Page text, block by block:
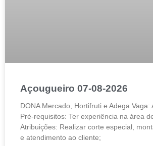
Açougueiro 07-08-2026
DONA Mercado, Hortifruti e Adega Vaga:
Pré-requisitos: Ter experiência na área
Atribuições: Realizar corte especial,
e atendimento ao cliente;